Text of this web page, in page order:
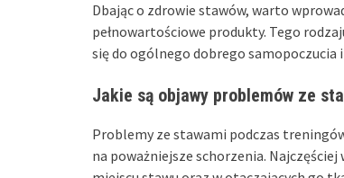
Dbając o zdrowie stawów, warto
pełnowartościowe produkty. Tego
się do ogólnego dobrego samopoczucia
Jakie są objawy problemów ze
Problemy ze stawami podczas
na poważniejsze schorzenia.